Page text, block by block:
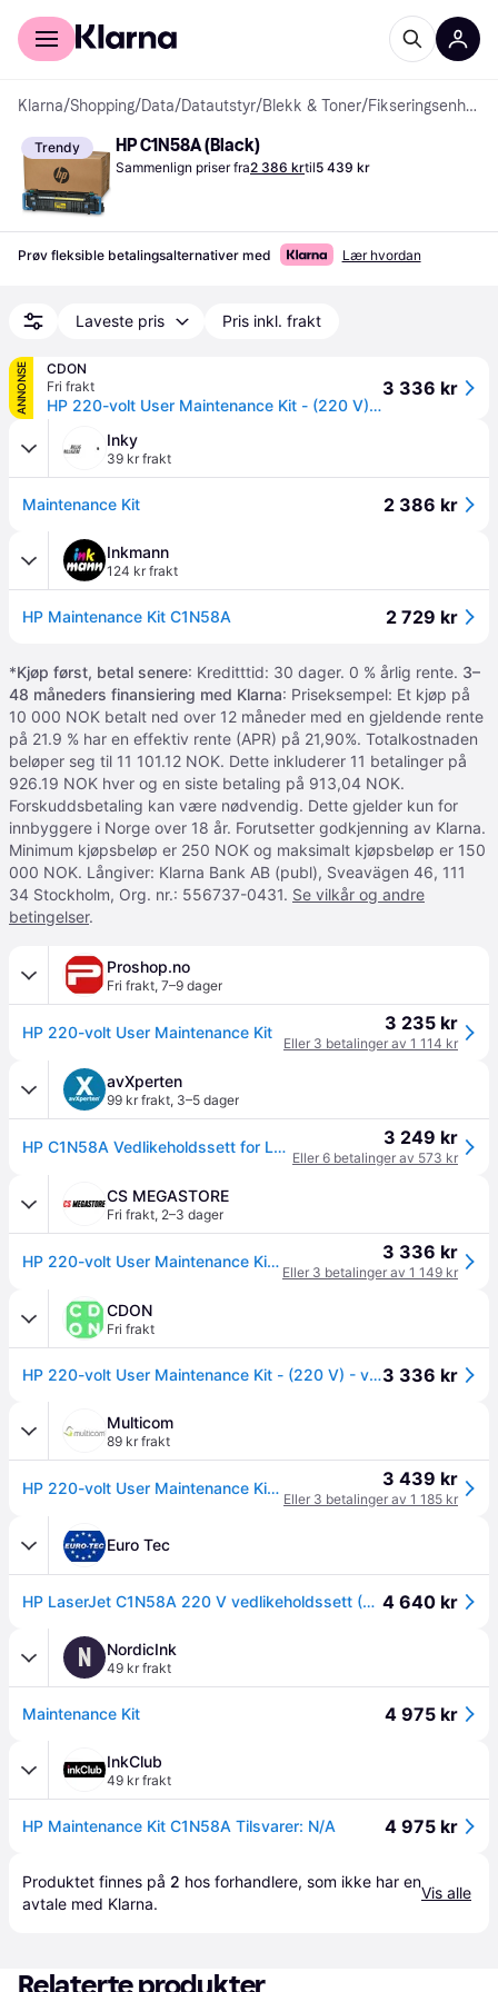
For kunder
Klarna/Shopping/Data/Datautstyr/Blekk & Toner/ Fikseringsenheter
Trendy HP C1N58A (Black)
Sammenlign priser fra2 386 krtil5 439 kr
Prøv fleksible betalingsalternativer med Lær hvordan
Laveste pris Pris inkl. frakt
ANNONSE
CDON
Fri frakt
HP 220-volt User Maintenance Kit - (220 V) - varmebehandlersett for skrivervedlikehold - for Color LaserJet Managed Flow MFP M880; LaserJet Enterpr...
3 336 kr
Inky
39 kr frakt
Maintenance Kit 2 386 kr
Inkmann
124 kr frakt
HP Maintenance Kit C1N58A 2 729 kr
*Kjøp først, betal senere: Kreditttid: 30 dager. 0 % årlig rente. 3–
48 måneders finansiering med Klarna: Priseksempel: Et kjøp på
10 000 NOK betalt ned over 12 måneder med en gjeldende rente
på 21.9 % har en effektiv rente (APR) på 21,90%. Totalkostnaden
beløper seg til 11 101.12 NOK. Dette inkluderer 11 betalinger på
926.19 NOK hver og en siste betaling på 913,04 NOK.
Forskuddsbetaling kan være nødvendig. Dette gjelder kun for
innbyggere i Norge over 18 år. Forutsetter godkjenning av Klarna.
Minimum kjøpsbeløp er 250 NOK og maksimalt kjøpsbeløp er 150
000 NOK. Långiver: Klarna Bank AB (publ), Sveavägen 46, 111
34 Stockholm, Org. nr.: 556737-0431. Se vilkår og andre
betingelser.
Proshop.no
Fri frakt, 7–9 dager
HP 220-volt User Maintenance Kit 3 235 kr
Eller 3 betalinger av 1 114 kr
avXperten
99 kr frakt, 3–5 dager
HP C1N58A Vedlikeholdssett for LaserJet Enterprise M880/M855 MFP 3 249 kr
Eller 6 betalinger av 573 kr
CS MEGASTORE
Fri frakt, 2–3 dager
HP 220-volt User Maintenance Kit - (220 V) - varmebehandlersett for skrivervedlikehold - for Color LaserJet Managed Flow MFP M880 LaserJet Enterprise Flow MFP M880 3 336 kr
Eller 3 betalinger av 1 149 kr
CDON
Fri frakt
HP 220-volt User Maintenance Kit - (220 V) - varmebehandlersett for skrivervedlikehold - for Color LaserJet Managed Flow MFP M880; LaserJet Enterpr...3 336 kr
Multicom
89 kr frakt
HP 220-volt User Maintenance Kit - varmebehandlersett for skrivervedlikehold (C1N58A) 3 439 kr
Eller 3 betalinger av 1 185 kr
Euro Tec
HP LaserJet C1N58A 220 V vedlikeholdssett (C1N58A) 4 640 kr
N NordicInk
49 kr frakt
Maintenance Kit 4 975 kr
InkClub
49 kr frakt
HP Maintenance Kit C1N58A Tilsvarer: N/A 4 975 kr
Produktet finnes på 2 hos forhandlere, som ikke har en
avtale med Klarna.
Vis alle